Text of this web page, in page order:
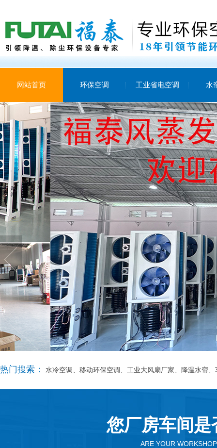
网站首页 环保空调 工业省电空调 水
热门搜索： 水冷空调、移动环保空调、工业大风扇厂家、降温水帘
您厂房车间
ARE YOUR